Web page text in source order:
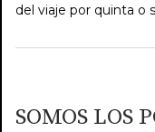
del viaje por quinta o
SOMOS LOS